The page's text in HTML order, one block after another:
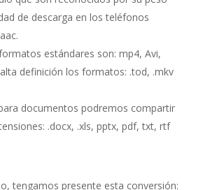
de descarga en los teléfonos
estándares son: mp4, Avi,
definición los formatos: .tod, .mkv
documentos podremos compartir
.docx, .xls, pptx, pdf, txt, rtf
tengamos presente esta conversión: